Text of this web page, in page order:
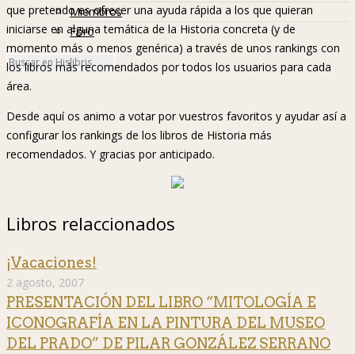
Miembros
Foro
que pretendo es ofrecer una ayuda rápida a los que quieran
iniciarse en alguna temática de la Historia concreta (y de
momento más o menos genérica) a través de unos rankings con
los libros más recomendados por todos los usuarios para cada
área.
Desde aquí os animo a votar por vuestros favoritos y ayudar así a
configurar los rankings de los libros de Historia más
recomendados. Y gracias por anticipado.
Libros relaccionados
¡Vacaciones!
2 agosto, 2007
PRESENTACIÓN DEL LIBRO “MITOLOGÍA E
ICONOGRAFÍA EN LA PINTURA DEL MUSEO
DEL PRADO” DE PILAR GONZÁLEZ SERRANO